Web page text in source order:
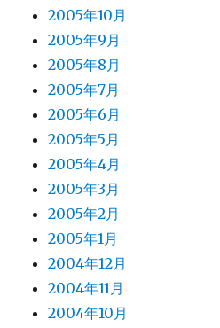
2005年10月
2005年9月
2005年8月
2005年7月
2005年6月
2005年5月
2005年4月
2005年3月
2005年2月
2005年1月
2004年12月
2004年11月
2004年10月